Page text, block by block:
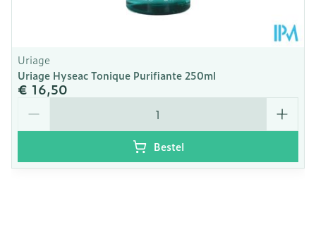
Uriage
Uriage Hyseac Tonique Purifiante 250ml
€ 16,50
Bestel